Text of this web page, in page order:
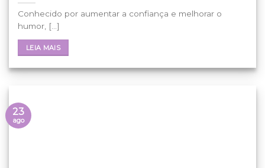
Conhecido por aumentar a confiança e melhorar o
humor, [...]
LEIA MAIS
23
ago